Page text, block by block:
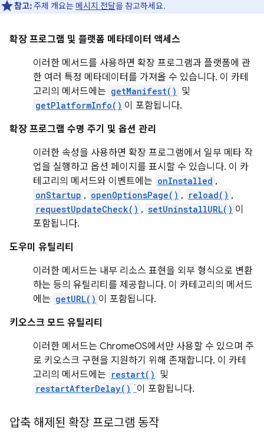
참고:주제 개요는 메시지 전달을 참고하세요.
확장 프로그램 및 플랫폼 메타데이터 액세스
이러한 메서드를 사용하면 확장 프로그램과 플랫폼에 관
한 여러 특정 메타데이터를 가져올 수 있습니다. 이 카테
고리의 메서드에는 getManifest() 및
getPlatformInfo() 이 포함됩니다.
확장 프로그램 수명 주기 및 옵션 관리
이러한 속성을 사용하면 확장 프로그램에서 일부 메타 작
업을 실행하고 옵션 페이지를 표시할 수 있습니다. 이 카
테고리의 메서드와 이벤트에는 onInstalled ,
onStartup , openOptionsPage() , reload() ,
requestUpdateCheck() , setUninstallURL() 이
포함됩니다.
도우미 유틸리티
이러한 메서드는 내부 리소스 표현을 외부 형식으로 변환
하는 등의 유틸리티를 제공합니다. 이 카테고리의 메서드
에는 getURL() 이 포함됩니다.
키오스크 모드 유틸리티
이러한 메서드는 ChromeOS에서만 사용할 수 있으며 주
로 키오스크 구현을 지원하기 위해 존재합니다. 이 카테
고리의 메서드에는 restart() 및
restartAfterDelay() `이 포함됩니다.
압축 해제된 확장 프로그램 동작